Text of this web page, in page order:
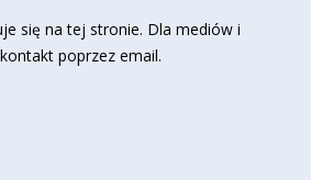
się na tej stronie. Dla mediów i
poprzez email.